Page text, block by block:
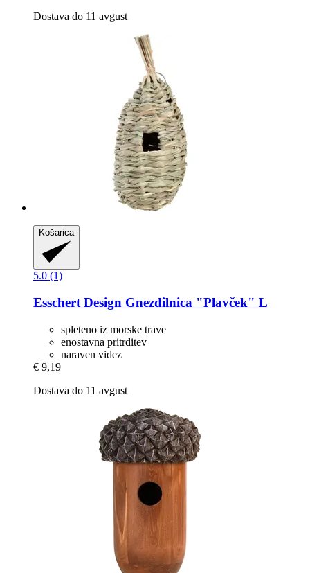
Dostava do 11 avgust
Košarica
5.0 (1)
Esschert Design Gnezdilnica "Plavček" L
spleteno iz morske trave
enostavna pritrditev
naraven videz
€ 9,19
Dostava do 11 avgust